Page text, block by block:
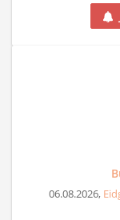
06.08.2026,